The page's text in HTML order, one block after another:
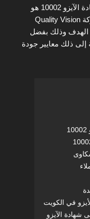
لشكاوى العملاء، فإن الحصول على شهادة الآيزو 10002 هو
الحل المثالي. أما في الكويت، تعتبر شركة Quality Vision
الهدف وذلك بفضل
إلى ذلك معايير جودة